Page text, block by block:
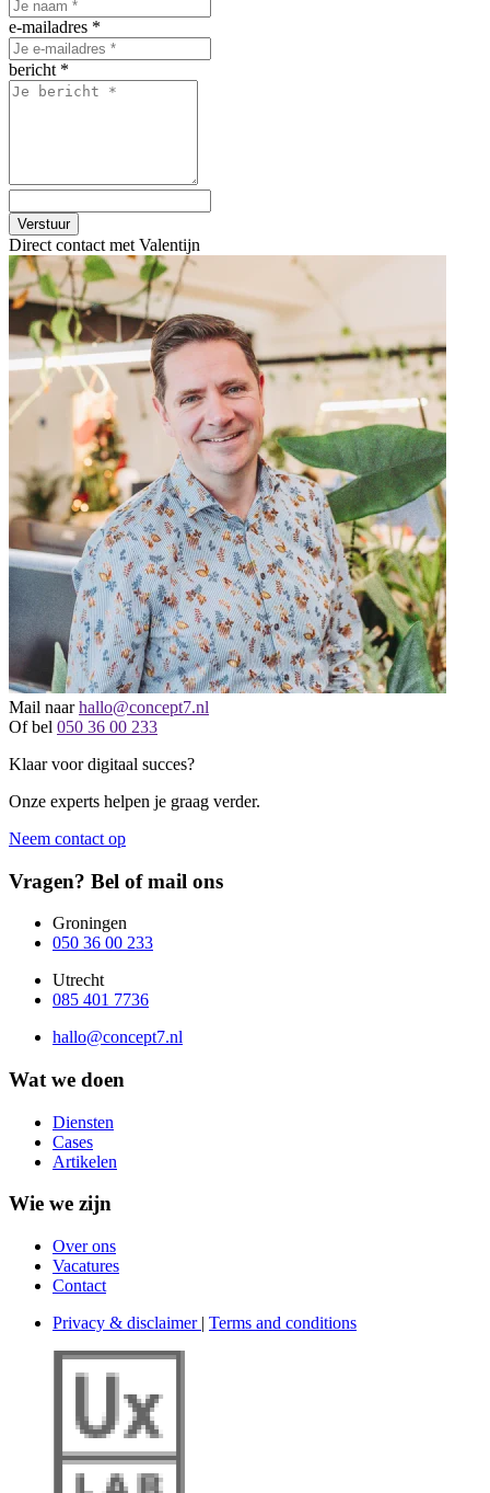
e-mailadres *
bericht *
Verstuur
Direct contact met Valentijn
Mail naarhallo@concept7.nl
Of bel 050 36 00 233
Klaar voor digitaal succes?
Onze experts helpen je graag verder.
Neem contact op
Vragen? Bel of mail ons
Groningen
050 36 00 233
Utrecht
085 401 7736
hallo@concept7.nl
Wat we doen
Diensten
Cases
Artikelen
Wie we zijn
Over ons
Vacatures
Contact
Privacy & disclaimer | Terms and conditions